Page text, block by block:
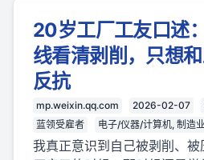
20岁工厂工友口述
线看清剥削，只想
反抗
mp.weixin.qq.com 2026-02-07
蓝领受雇者
电子/仪器/计算机, 制造
我真正意识到自己被剥削、